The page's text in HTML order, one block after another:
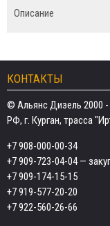
Описание
КОНТАКТЫ
© Альянс Дизель 2000 -
РФ, г. Курган, трасса
+7 908-000-00-34
+7 909-723-04-04—
+7 909-174-15-15
+7 919-577-20-20
+7 922-560-26-66